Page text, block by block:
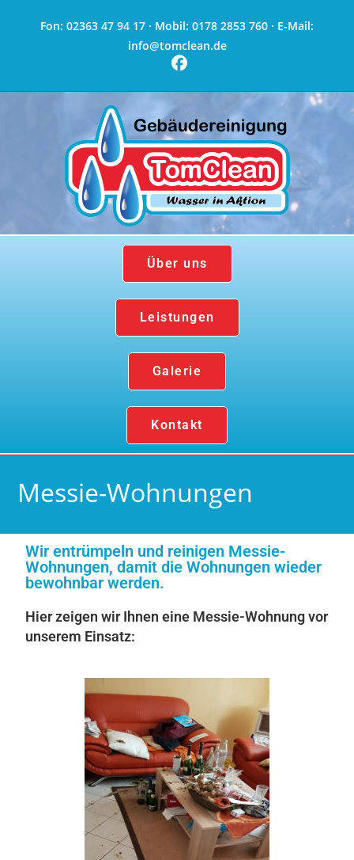
Fon: 02363 47 94 17 · Mobil: 0178 2853 760 · E-Mail:
info@tomclean.de
Über uns
Leistungen
Galerie
Kontakt
Messie-Wohnungen
Wir entrümpeln und reinigen Messie-
Wohnungen, damit die Wohnungen wieder
bewohnbar werden.
Hier zeigen wir Ihnen eine Messie-Wohnung vor
unserem Einsatz: